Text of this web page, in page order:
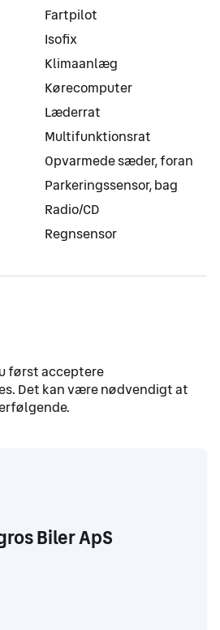
Fartpilot
Isofix
Klimaanlæg
Kørecomputer
Læderrat
Multifunktionsrat
Opvarmede sæder, foran
Parkeringssensor, bag
Radio/CD
Regnsensor
Biler ApS